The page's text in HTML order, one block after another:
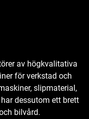
av högkvalitativa
för verkstad och
slipmaterial,
dessutom ett brett
bilvård.